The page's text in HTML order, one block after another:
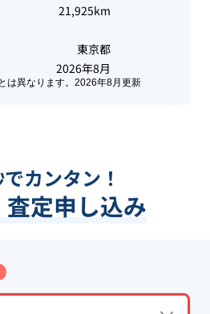
21,925km
東京都
2026年8月
異なります。 2026年8月 更新
カンタン！
査定申し込み